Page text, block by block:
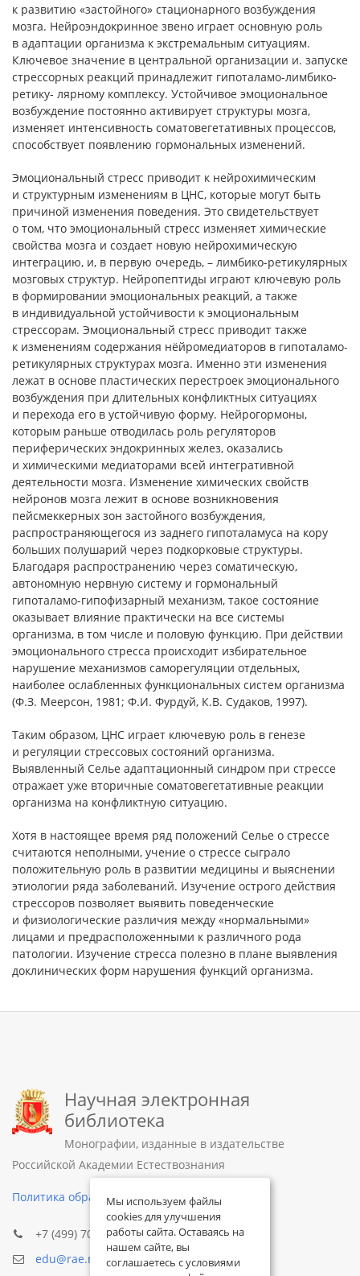
к развитию «застойного» стационарного возбуждения
мозга. Нейроэндокринное звено играет основную роль
в адаптации организма к экстремальным ситуациям.
Ключевое значение в центральной организации и. запуске
стрессорных реакций принадлежит гипоталамо-лимбико-
ретику- лярному комплексу. Устойчивое эмоциональное
возбуждение постоянно активирует структуры мозга,
изменяет интенсивность соматовегетативных процессов,
способствует появлению гормональных изменений.
Эмоциональный стресс приводит к нейрохимическим
и структурным изменениям в ЦНС, которые могут быть
причиной изменения поведения. Это свидетельствует
о том, что эмоциональный стресс изменяет химические
свойства мозга и создает новую нейрохимическую
интеграцию, и, в первую очередь, – лимбико-ретикулярных
мозговых структур. Нейропептиды играют ключевую роль
в формировании эмоциональных реакций, а также
в индивидуальной устойчивости к эмоциональным
стрессорам. Эмоциональный стресс приводит также
к изменениям содержания нёйромедиаторов в гипоталамо-
ретикулярных структурах мозга. Именно эти изменения
лежат в основе пластических перестроек эмоционального
возбуждения при длительных конфликтных ситуациях
и перехода его в устойчивую форму. Нейрогормоны,
которым раньше отводилась роль регуляторов
периферических эндокринных желез, оказались
и химическими медиаторами всей интегративной
деятельности мозга. Изменение химических свойств
нейронов мозга лежит в основе возникновения
пейсмеккерных зон застойного возбуждения,
распространяющегося из заднего гипоталамуса на кору
больших полушарий через подкорковые структуры.
Благодаря распространению через соматическую,
автономную нервную систему и гормональный
гипоталамо-гипофизарный механизм, такое состояние
оказывает влияние практически на все системы
организма, в том числе и половую функцию. При действии
эмоционального стресса происходит избирательное
нарушение механизмов саморегуляции отдельных,
наиболее ослабленных функциональных систем организма
(Ф.З. Меерсон, 1981; Ф.И. Фурдуй, К.В. Судаков, 1997).
Таким образом, ЦНС играет ключевую роль в генезе
и регуляции стрессовых состояний организма.
Выявленный Селье адаптационный синдром при стрессе
отражает уже вторичные соматовегетативные реакции
организма на конфликтную ситуацию.
Хотя в настоящее время ряд положений Селье о стрессе
считаются неполными, учение о стрессе сыграло
положительную роль в развитии медицины и выяснении
этиологии ряда заболеваний. Изучение острого действия
стрессоров позволяет выявить поведенческие
и физиологические различия между «нормальными»
лицами и предрасположенными к различного рода
патологии. Изучение стресса полезно в плане выявления
доклинических форм нарушения функций организма.
Научная электронная
библиотека
Монографии, изданные в издательстве
Российской Академии Естествознания
Политика обработки персональных данных
+7 (499) 705-72-30
edu@rae.ru
Мы используем файлы
cookies для улучшения
работы сайта. Оставаясь на
нашем сайте, вы
соглашаетесь с условиями